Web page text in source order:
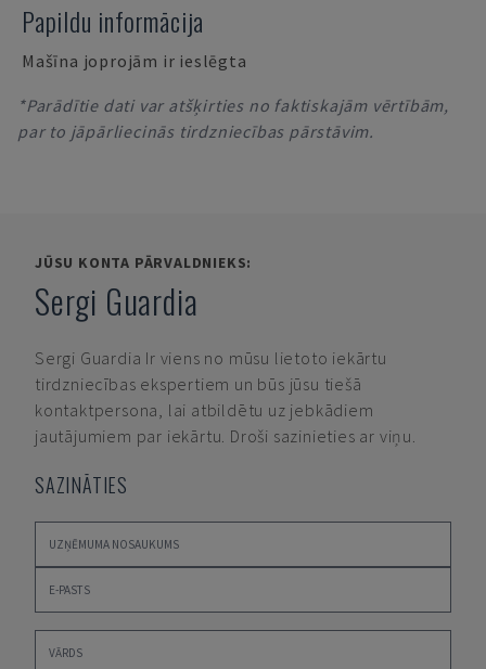
Papildu informācija
Mašīna joprojām ir ieslēgta
*Parādītie dati var atšķirties no faktiskajām vērtībām,
par to jāpārliecinās tirdzniecības pārstāvim.
JŪSU KONTA PĀRVALDNIEKS:
Sergi Guardia
Sergi Guardia Ir viens no mūsu lietoto iekārtu
tirdzniecības ekspertiem un būs jūsu tiešā
kontaktpersona, lai atbildētu uz jebkādiem
jautājumiem par iekārtu. Droši sazinieties ar viņu.
SAZINĀTIES